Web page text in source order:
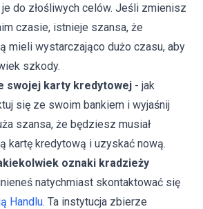
do złośliwych celów. Jeśli zmienisz
czasie, istnieje szansa, że
mieli wystarczająco dużo czasu, aby
szkody.
swojej karty kredytowej - jak
się ze swoim bankiem i wyjaśnij
szansa, że będziesz musiał
kartę kredytową i uzyskać nową.
oznaki kradzieży
natychmiast skontaktować się
Handlu. Ta instytucja zbierze